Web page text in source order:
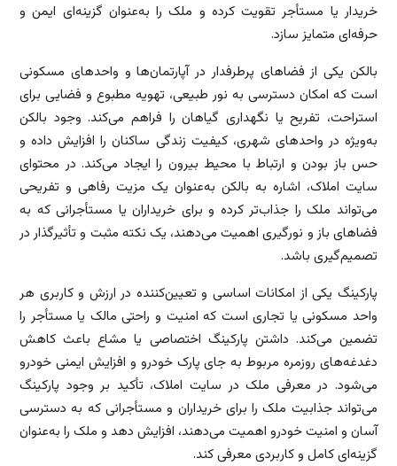
خریدار یا مستأجر تقویت کرده و ملک را به‌عنوان گزینه‌ای ایمن و
حرفه‌ای متمایز سازد.
بالکن یکی از فضاهای پرطرفدار در آپارتمان‌ها و واحدهای مسکونی
است که امکان دسترسی به نور طبیعی، تهویه مطبوع و فضایی برای
استراحت، تفریح یا نگهداری گیاهان را فراهم می‌کند. وجود بالکن
به‌ویژه در واحدهای شهری، کیفیت زندگی ساکنان را افزایش داده و
حس باز بودن و ارتباط با محیط بیرون را ایجاد می‌کند. در محتوای
سایت املاک، اشاره به بالکن به‌عنوان یک مزیت رفاهی و تفریحی
می‌تواند ملک را جذاب‌تر کرده و برای خریداران یا مستأجرانی که به
فضاهای باز و نورگیری اهمیت می‌دهند، یک نکته مثبت و تأثیرگذار در
تصمیم‌گیری باشد.
پارکینگ یکی از امکانات اساسی و تعیین‌کننده در ارزش و کاربری هر
واحد مسکونی یا تجاری است که امنیت و راحتی مالک یا مستأجر را
تضمین می‌کند. داشتن پارکینگ اختصاصی یا مشاع باعث کاهش
دغدغه‌های روزمره مربوط به جای پارک خودرو و افزایش ایمنی خودرو
می‌شود. در معرفی ملک در سایت املاک، تأکید بر وجود پارکینگ
می‌تواند جذابیت ملک را برای خریداران و مستأجرانی که به دسترسی
آسان و امنیت خودرو اهمیت می‌دهند، افزایش دهد و ملک را به‌عنوان
گزینه‌ای کامل و کاربردی معرفی کند.